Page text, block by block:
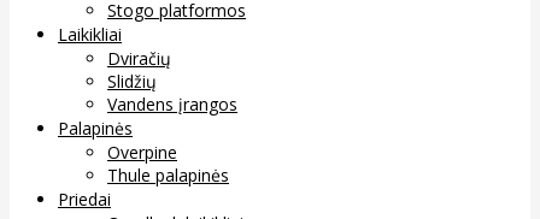
Stogo platformos
Laikikliai
Dviračių
Slidžių
Vandens įrangos
Palapinės
Overpine
Thule palapinės
Priedai